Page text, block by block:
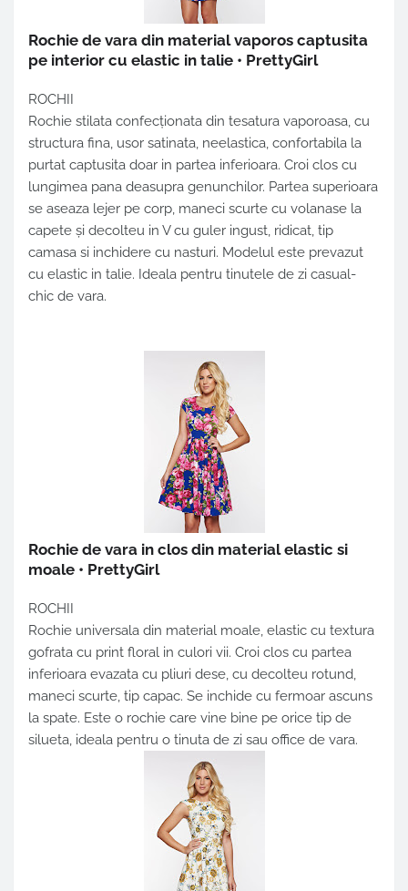
Rochie de vara din material vaporos captusita
pe interior cu elastic in talie • PrettyGirl
ROCHII
Rochie stilata confecționata din tesatura vaporoasa, cu
structura fina, usor satinata, neelastica, confortabila la
purtat captusita doar in partea inferioara. Croi clos cu
lungimea pana deasupra genunchilor. Partea superioara
se aseaza lejer pe corp, maneci scurte cu volanase la
capete și decolteu in V cu guler ingust, ridicat, tip
camasa si inchidere cu nasturi. Modelul este prevazut
cu elastic in talie. Ideala pentru tinutele de zi casual-
chic de vara.
Rochie de vara in clos din material elastic si
moale • PrettyGirl
ROCHII
Rochie universala din material moale, elastic cu textura
gofrata cu print floral in culori vii. Croi clos cu partea
inferioara evazata cu pliuri dese, cu decolteu rotund,
maneci scurte, tip capac. Se inchide cu fermoar ascuns
la spate. Este o rochie care vine bine pe orice tip de
silueta, ideala pentru o tinuta de zi sau office de vara.